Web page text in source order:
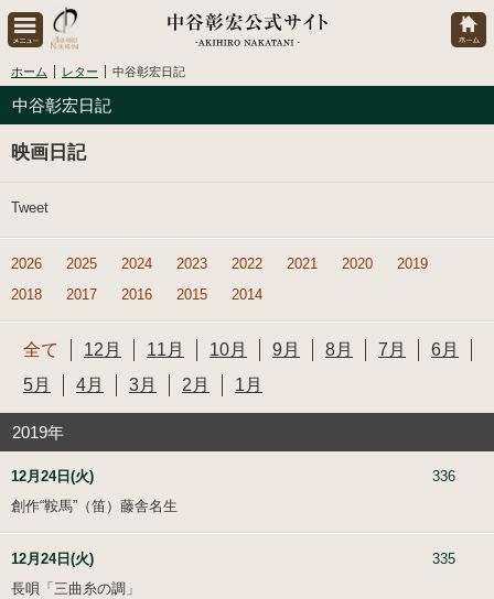
ホーム レター 中谷彰宏日記
中谷彰宏日記
映画日記
Tweet
2026 2025 2024 2023 2022 2021 2020
2019
2018
2017 2016 2015 2014
全て 12月 11月 10月 9月 8月 7月
6月
5月
4月 3月 2月 1月
2019年
12月24日(火)
336
創作“鞍馬”（笛）藤舎名生
12月24日(火)
335
長唄「三曲糸の調」